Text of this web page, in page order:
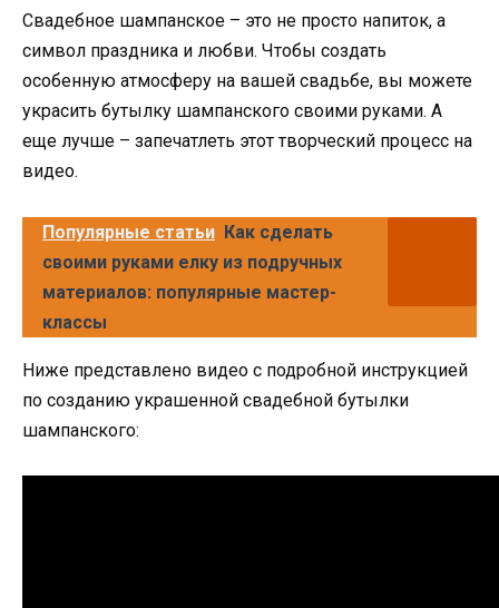
Свадебное шампанское – это не просто напиток, а
символ праздника и любви. Чтобы создать
особенную атмосферу на вашей свадьбе, вы можете
украсить бутылку шампанского своими руками. А
еще лучше – запечатлеть этот творческий процесс на
видео.
Популярные статьи Как сделать
своими руками елку из подручных
материалов: популярные мастер-
классы
Ниже представлено видео с подробной инструкцией
по созданию украшенной свадебной бутылки
шампанского: